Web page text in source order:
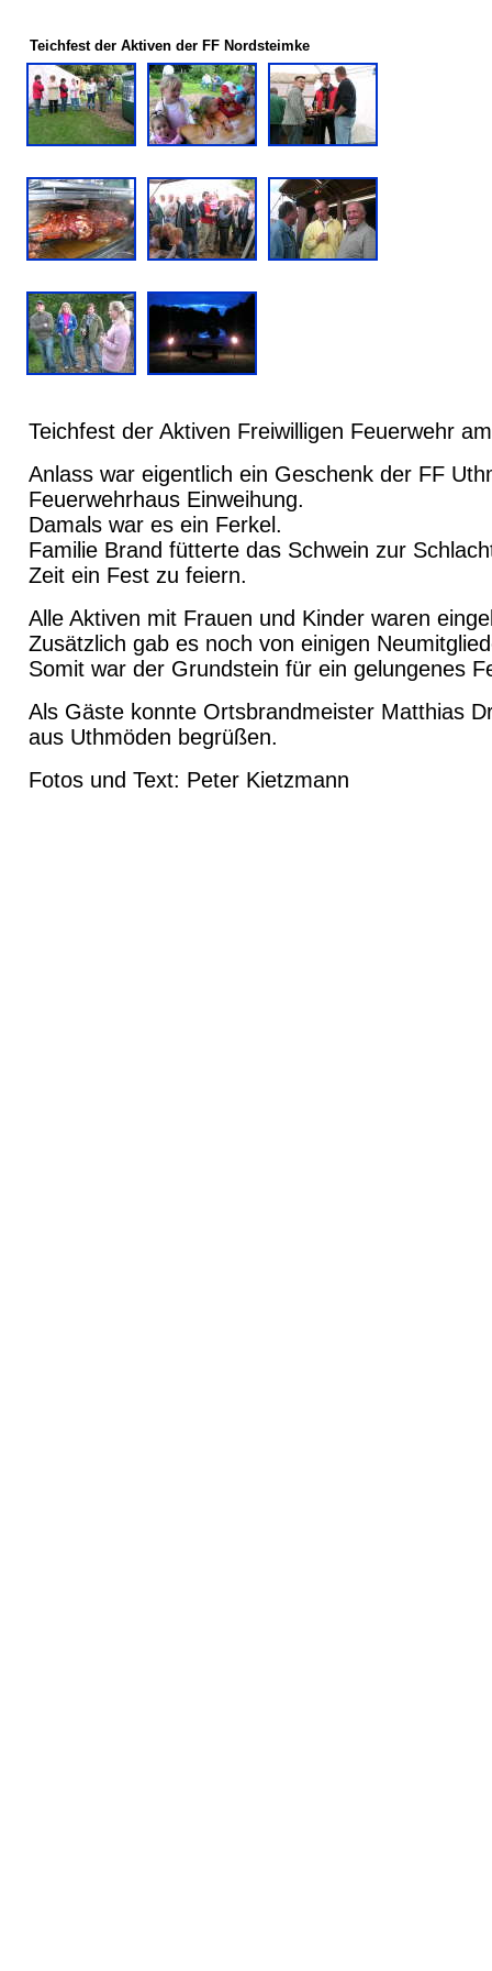
Teichfest der Aktiven der FF Nordsteimke
Teichfest der Aktiven Freiwilligen Feuerwehr
Anlass war eigentlich ein Geschenk der FF
Feuerwehrhaus Einweihung.
Damals war es ein Ferkel.
Familie Brand fütterte das Schwein zur
Zeit ein Fest zu feiern.
Alle Aktiven mit Frauen und Kinder waren
Zusätzlich gab es noch von einigen
Somit war der Grundstein für ein gelungenes
Als Gäste konnte Ortsbrandmeister Matthias
aus Uthmöden begrüßen.
Fotos und Text: Peter Kietzmann